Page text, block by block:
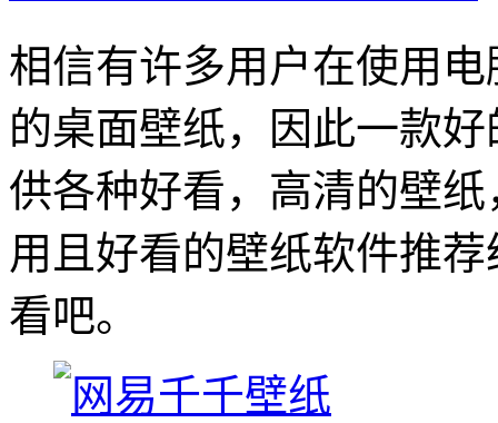
相信有许多用户在使用
的桌面壁纸，因此一款
供各种好看，高清的壁
用且好看的壁纸软件推
看吧。